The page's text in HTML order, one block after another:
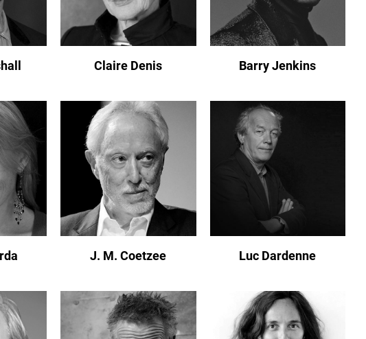
Claire Denis Barry Jenkins
J. M. Coetzee Luc Dardenne